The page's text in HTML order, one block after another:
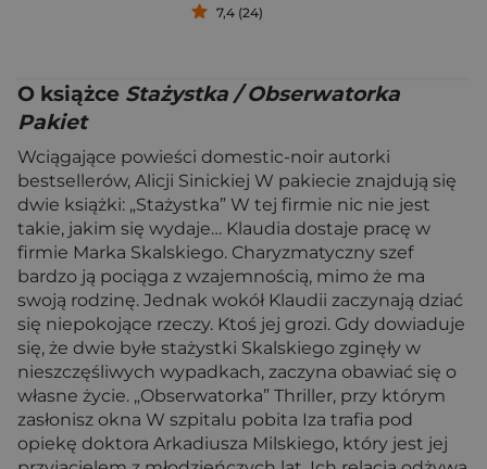
7,4 (24)
O książce Stażystka / Obserwatorka
Pakiet
Wciągające powieści domestic-noir autorki
bestsellerów, Alicji Sinickiej W pakiecie znajdują się
dwie książki: „Stażystka” W tej firmie nic nie jest
takie, jakim się wydaje… Klaudia dostaje pracę w
firmie Marka Skalskiego. Charyzmatyczny szef
bardzo ją pociąga z wzajemnością, mimo że ma
swoją rodzinę. Jednak wokół Klaudii zaczynają dziać
się niepokojące rzeczy. Ktoś jej grozi. Gdy dowiaduje
się, że dwie byłe stażystki Skalskiego zginęły w
nieszczęśliwych wypadkach, zaczyna obawiać się o
własne życie. „Obserwatorka” Thriller, przy którym
zasłonisz okna W szpitalu pobita Iza trafia pod
opiekę doktora Arkadiusza Milskiego, który jest jej